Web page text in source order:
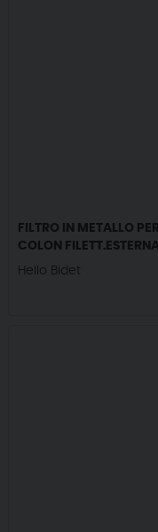
FILTRO IN METALLO
COLON FILETT.ESTERNA
Hello Bidet